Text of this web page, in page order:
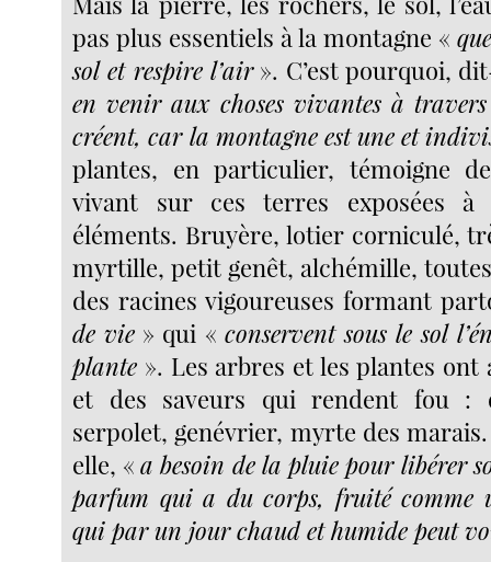
pas plus essentiels à la montagne «
sol et respire l’air». C’est pourquoi,
en venir aux choses vivantes à
créent, car la montagne est une et
plantes, en particulier, témoigne
vivant sur ces terres exposées à
éléments. Bruyère, lotier corniculé,
myrtille, petit genêt, alchémille,
des racines vigoureuses formant
de vie » qui « conservent sous le sol
plante ». Les arbres et les plantes ont
et des saveurs qui rendent fou :
serpolet, genévrier, myrte des
elle, « a besoin de la pluie pour libérer
parfum qui a du corps, fruité comme
qui par un jour chaud et humide peut